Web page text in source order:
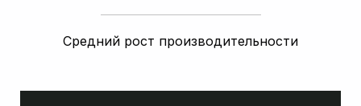
Средний рост производительности